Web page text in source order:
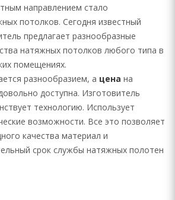
направлением стало
потолков. Сегодня известный
предлагает разнообразные
натяжных потолков любого типа в
помещениях.
разнообразием, а цена на
доступна. Изготовитель
технологию. Использует
возможности. Все это позволяет
качества материал и
срок службы натяжных полотен